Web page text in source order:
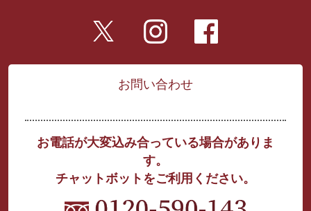
お問い合わせ
お電話が大変込み合っている場合がありま
す。
チャットボットをご利用ください。